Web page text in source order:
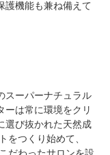
護機能も兼ね備えて
スーパーナチュラル
ーは常に環境をクリ
選び抜かれた天然成
をつくり始めて、